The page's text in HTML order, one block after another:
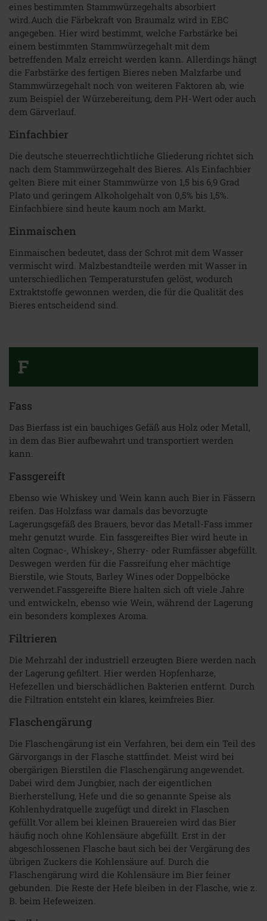
eines bestimmten Stammwürzegehalts absorbiert
wird.Auch die Färbekraft von Braumalz wird in EBC
angegeben. Hier wird bestimmt, welche Farbstärke bei
einem bestimmten Stammwürzegehalt mit dem
betreffenden Malz erreicht werden kann. Allerdings hängt
die Farbstärke des fertigen Bieres neben Malzfarbe und
Stammwürzegehalt noch von weiteren Faktoren ab, wie
zum Beispiel der Würzebereitung, dem PH-Wert oder auch
dem Gärverlauf.
Einfachbier
Die deutsche steuerrechtlichtliche Gliederung richtet sich
nach dem Stammwürzegehalt des Bieres. Als Einfachbier
gelten Biere mit einer Stammwürze von 1,5 bis 6,9 Grad
Plato und geringem Alkoholgehalt von 0,5% bis 1,5%.
Einfachbiere sind heute kaum noch am Markt.
Einmaischen
Einmaischen bedeutet, dass der Schrot mit dem Wasser
vermischt wird. Malzbestandteile werden mit Wasser in
unterschiedlichen Temperaturstufen gelöst, wodurch
Extraktstoffe gewonnen werden, die für die Qualität des
Bieres entscheidend sind.
F
Fass
Das Bierfass ist ein bauchiges Gefäß aus Holz oder Metall,
in dem das Bier aufbewahrt und transportiert werden
kann.
Fassgereift
Ebenso wie Whiskey und Wein kann auch Bier in Fässern
reifen. Das Holzfass war damals das bevorzugte
Lagerungsgefäß des Brauers, bevor das Metall-Fass immer
mehr genutzt wurde. Ein fassgereiftes Bier wird heute in
alten Cognac-, Whiskey-, Sherry- oder Rumfässer abgefüllt.
Deswegen werden für die Fassreifung eher mächtige
Bierstile, wie Stouts, Barley Wines oder Doppelböcke
verwendet.Fassgereifte Biere halten sich oft viele Jahre
und entwickeln, ebenso wie Wein, während der Lagerung
ein besonders komplexes Aroma.
Filtrieren
Die Mehrzahl der industriell erzeugten Biere werden nach
der Lagerung gefiltert. Hier werden Hopfenharze,
Hefezellen und bierschädlichen Bakterien entfernt. Durch
die Filtration entsteht ein klares, keimfreies Bier.
Flaschengärung
Die Flaschengärung ist ein Verfahren, bei dem ein Teil des
Gärvorgangs in der Flasche stattfindet. Meist wird bei
obergärigen Bierstilen die Flaschengärung angewendet.
Dabei wird dem Jungbier, nach der eigentlichen
Bierherstellung, Hefe und die so genannte Speise als
Kohlenhydratquelle zugefügt und direkt in Flaschen
gefüllt.Vor allem bei kleinen Brauereien wird das Bier
häufig noch ohne Kohlensäure abgefüllt. Erst in der
abgeschlossenen Flasche baut sich bei der Vergärung des
übrigen Zuckers die Kohlensäure auf. Durch die
Flaschengärung wird die Kohlensäure im Bier feiner
gebunden. Die Reste der Hefe bleiben in der Flasche, wie z.
B. beim Hefeweizen.